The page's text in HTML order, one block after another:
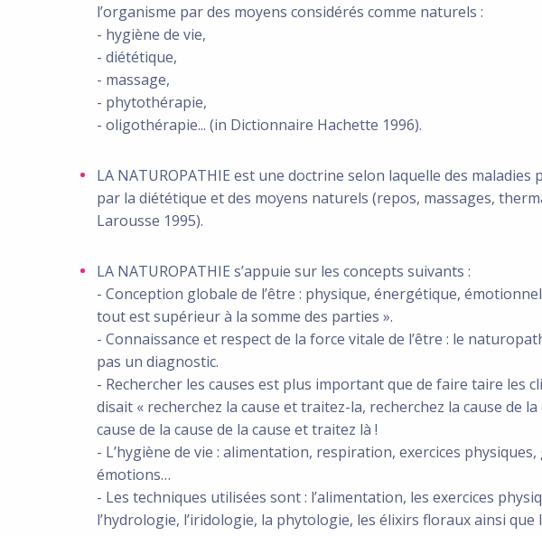
l’organisme par des moyens considérés comme naturels :
- hygiène de vie,
- diététique,
- massage,
- phytothérapie,
- oligothérapie... (in Dictionnaire Hachette 1996).
LA NATUROPATHIE est une doctrine selon laquelle des
par la diététique et des moyens naturels (repos, massages,
Larousse 1995).
LA NATUROPATHIE s’appuie sur les concepts suivants :
- Conception globale de l’être : physique, énergétique,
tout est supérieur à la somme des parties ».
- Connaissance et respect de la force vitale de l’être : le
pas un diagnostic.
- Rechercher les causes est plus important que de faire taire les
disait « recherchez la cause et traitez-la, recherchez la cause de
cause de la cause de la cause et traitez là !
- L’hygiène de vie : alimentation, respiration, exercices
émotions…
- Les techniques utilisées sont : l’alimentation, les exercices
l’hydrologie, l’iridologie, la phytologie, les élixirs floraux ainsi